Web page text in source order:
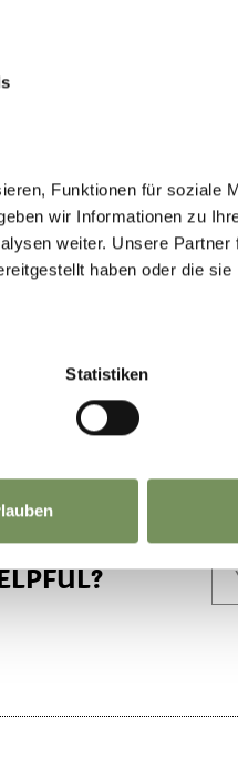
Funktionen für soziale
wir Informationen zu
weiter. Unsere Partner
haben oder die
Statistiken